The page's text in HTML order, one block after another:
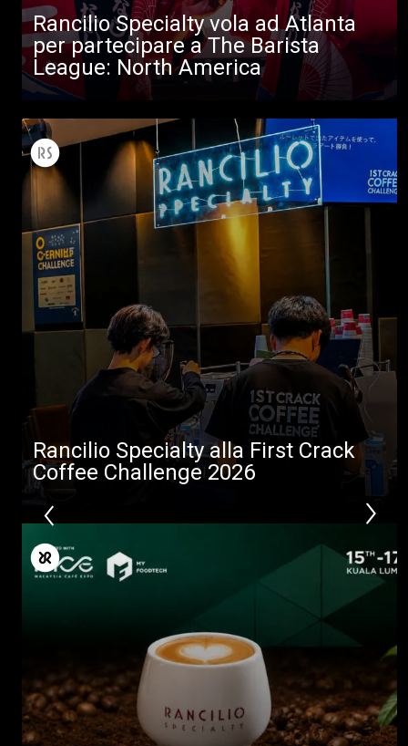
Rancilio Specialty vola ad Atlanta
per partecipare a The Barista
League: North America
Rancilio Specialty alla First Crack
Coffee Challenge 2026
Tutti
Prodotti
News
Download
Altro